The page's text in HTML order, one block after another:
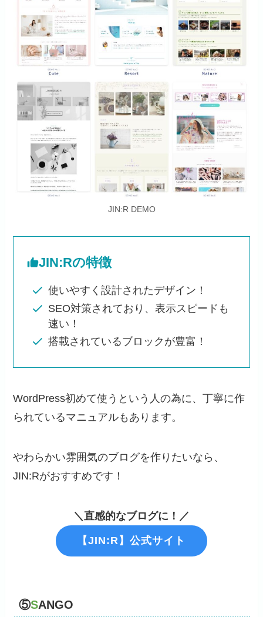
JIN:R DEMO
JIN:Rの特徴
使いやすく設計されたデザイン！
SEO対策されており、表示スピードも
速い！
搭載されているブロックが豊富！
WordPress初めて使うという人の為に、丁寧に作
られているマニュアルもあります。
やわらかい雰囲気のブログを作りたいなら、
JIN:Rがおすすめです！
＼直感的なブログに！／
【JIN:R】公式サイト
⑤SANGO